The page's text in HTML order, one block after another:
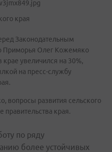
края
Законодательным
Приморья Олег Кожемяко
крае увеличился на 30%,
на пресс-службу
вопросы развития сельского
правительства края.
по ряду
более устойчивых